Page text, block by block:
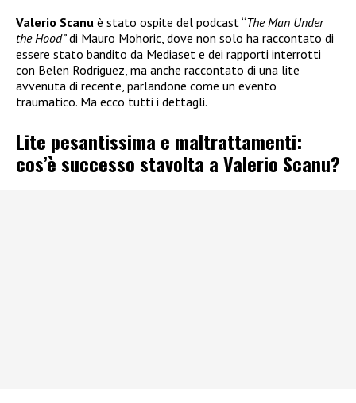
Valerio Scanu è stato ospite del podcast “The Man Under
the Hood”di Mauro Mohoric, dove non solo ha raccontato di
essere stato bandito da Mediaset e dei rapporti interrotti
con Belen Rodriguez, ma anche raccontato di una lite
avvenuta di recente, parlandone come un evento
traumatico. Ma ecco tutti i dettagli.
Lite pesantissima e maltrattamenti:
cos’è successo stavolta a Valerio Scanu?